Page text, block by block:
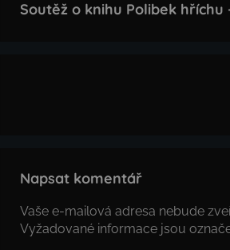
Soutěž o knihu Polibek hříchu
Napsat komentář
Vaše e-mailová adresa nebude
Vyžadované informace jsou